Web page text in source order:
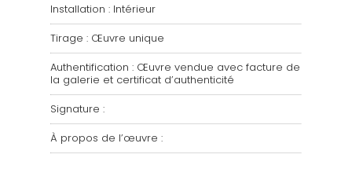
Installation : Intérieur
Tirage : Œuvre unique
Authentification : Œuvre vendue avec facture de
la galerie et certificat d’authenticité
Signature :
À propos de l’œuvre :